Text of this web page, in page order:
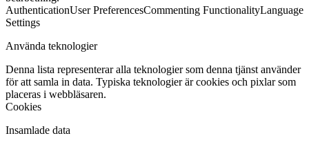
AuthenticationUser PreferencesCommenting FunctionalityLanguage
Settings
Använda teknologier
Denna lista representerar alla teknologier som denna tjänst använder
för att samla in data. Typiska teknologier är cookies och pixlar som
placeras i webbläsaren.
Cookies
Insamlade data